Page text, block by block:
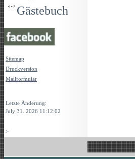
Gästebuch
Sitemap
Druckversion
Mailformular
Letzte Änderung:
July 31. 2026 11:12:02
>